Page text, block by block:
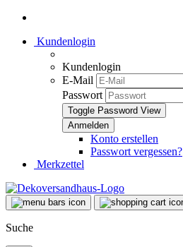
Kundenlogin
Kundenlogin
E-Mail
Passwort
Toggle Password View
Konto erstellen
Passwort vergessen?
Merkzettel
Suche